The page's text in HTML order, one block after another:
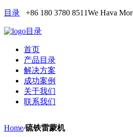
目录 +86 180 3780 8511We Hava
目录
首页
产品目录
解决方案
成功案例
关于我们
联系我们
Home/硫铁雷蒙机